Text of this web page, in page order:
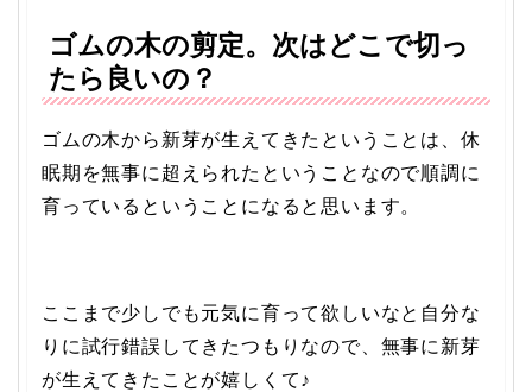
ゴムの木の剪定。次はどこで切っ
たら良いの？
ゴムの木から新芽が生えてきたということは、休
眠期を無事に超えられたということなので順調に
育っているということになると思います。
ここまで少しでも元気に育って欲しいなと自分な
りに試行錯誤してきたつもりなので、無事に新芽
が生えてきたことが嬉しくて♪